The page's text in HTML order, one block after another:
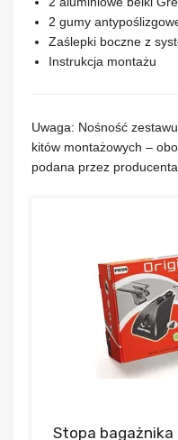
2 gumy
Zaślepki boczne z
Instrukcja montażu
Uwaga: Nośność
kitów montażowych –
podana przez
Stopa bagażnika